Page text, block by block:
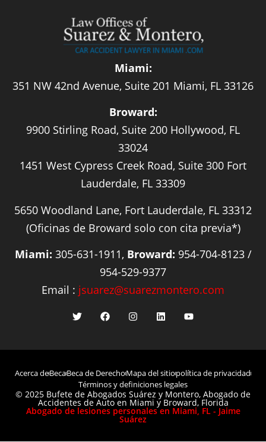
Miami:
351 NW 42nd Avenue, Suite 201 Miami, FL 33126
Broward:
9900 Stirling Road, Suite 200 Hollywood, FL
33024
1451 West Cypress Creek Road, Suite 300 Fort
Lauderdale, FL 33309
5650 Woodland Lane, Fort Lauderdale, FL 33312
(Oficinas de Broward solo con cita previa*)
Miami: 305-631-1911, Broward: 954-704-8123 /
954-529-9377
Email : jsuarez@suarezmontero.com
Acerca deBecaBeca de DerechoMapa del sitiopolítica de privacidad
Términos y definiciones legales
© 2025 Bufete de Abogados Suárez y Montero, Abogado de
Accidentes de Auto en Miami y Broward, Florida
Abogado de lesiones personales en Miami, FL - Jaime
Suárez